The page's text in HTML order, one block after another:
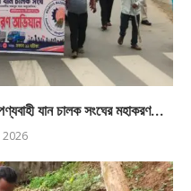
যান চালক সংঘের মহাকরণ...
2026